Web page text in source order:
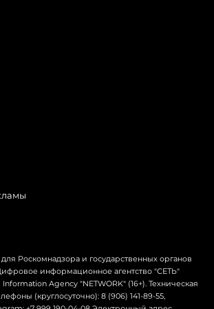
Роскомнадзора и государственных органов
информационное агентство "СЕТЬ"
Agency "NETWORK" (16+). Техническая
(круглосуточно): 8 (906) 141-89-55,